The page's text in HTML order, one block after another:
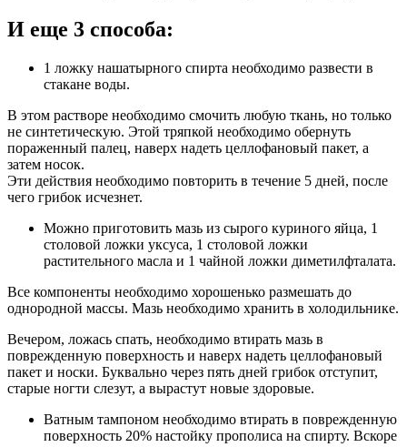
И еще 3 способа:
1 ложку нашатырного спирта необходимо развести в
стакане воды.
В этом растворе необходимо смочить любую ткань, но только
не синтетическую. Этой тряпкой необходимо обернуть
пораженный палец, наверх надеть целлофановый пакет, а
затем носок.
Эти действия необходимо повторить в течение 5 дней, после
чего грибок исчезнет.
Можно приготовить мазь из сырого куриного яйца, 1
столовой ложки уксуса, 1 столовой ложки
растительного масла и 1 чайной ложки диметилфталата.
Все компоненты необходимо хорошенько размешать до
однородной массы. Мазь необходимо хранить в холодильнике.
Вечером, ложась спать, необходимо втирать мазь в
поврежденную поверхность и наверх надеть целлофановый
пакет и носки. Буквально через пять дней грибок отступит,
старые ногти слезут, а вырастут новые здоровые.
Ватным тампоном необходимо втирать в поврежденную
поверхность 20% настойку прополиса на спирту. Вскоре